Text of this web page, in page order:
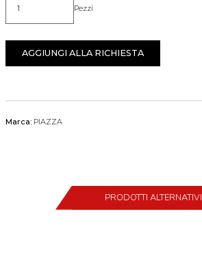
Quantità Pezzi
AGGIUNGI ALLA RICHIESTA
Marca: PIAZZA
PRODOTTI ALTERNATIVI